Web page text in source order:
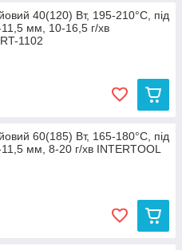
40(120) Вт, 195-210°C, під
11,5 мм, 10-16,5 г/хв
1102
60(185) Вт, 165-180°C, під
мм, 8-20 г/хв INTERTOOL